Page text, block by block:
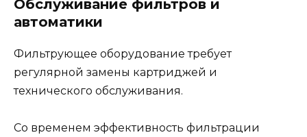
Обслуживание фильтров и
автоматики
Фильтрующее оборудование требует
регулярной замены картриджей и
технического обслуживания.
Со временем эффективность фильтрации